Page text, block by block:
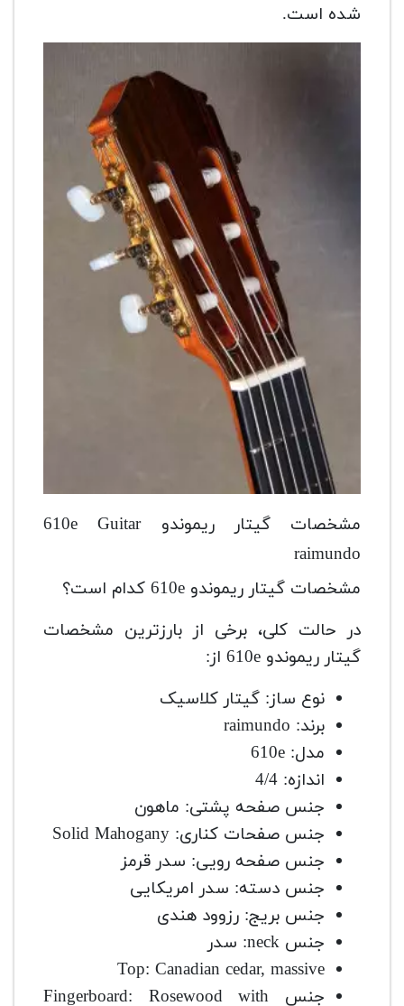
شده است.
مشخصات گیتار ریموندو 610e Guitar
raimundo
مشخصات گیتار ریموندو 610e کدام است؟
در حالت کلی، برخی از بارزترین مشخصات
گیتار ریموندو 610e از:
نوع ساز: گیتار کلاسیک
برند: raimundo
مدل: 610e
اندازه: 4/4
جنس صفحه پشتی: ماهون
جنس صفحات کناری: Solid Mahogany
جنس صفحه رویی: سدر قرمز
جنس دسته: سدر امریکایی
جنس بریج: رزوود هندی
جنس neck: سدر
Top: Canadian cedar, massive
جنس Fingerboard: Rosewood with